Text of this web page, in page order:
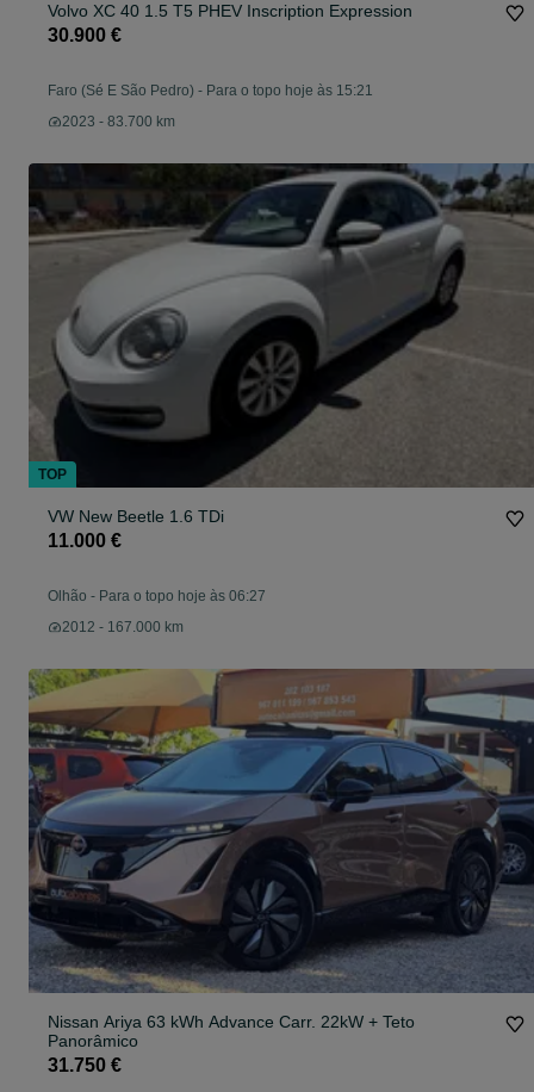
Volvo XC 40 1.5 T5 PHEV Inscription Expression
30.900 €
Faro (Sé E São Pedro) - Para o topo hoje às 15:21
2023 - 83.700 km
VW New Beetle 1.6 TDi
11.000 €
Olhão - Para o topo hoje às 06:27
2012 - 167.000 km
Nissan Ariya 63 kWh Advance Carr. 22kW + Teto
Panorâmico
31.750 €
TOP